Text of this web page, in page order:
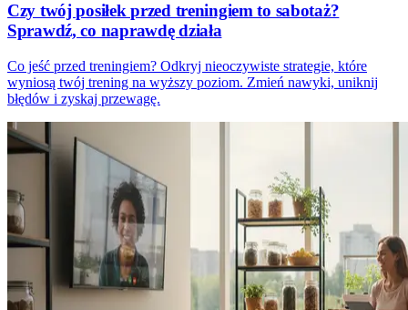
Czy twój posiłek przed treningiem to sabotaż?
Sprawdź, co naprawdę działa
Co jeść przed treningiem? Odkryj nieoczywiste strategie, które
wyniosą twój trening na wyższy poziom. Zmień nawyki, uniknij
błędów i zyskaj przewagę.